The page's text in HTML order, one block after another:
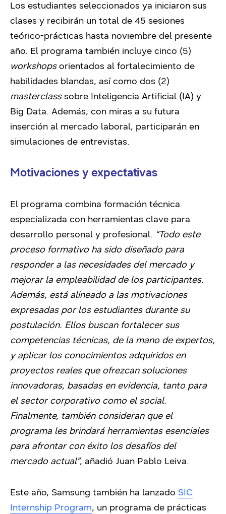
Los estudiantes seleccionados ya iniciaron sus
clases y recibirán un total de 45 sesiones
teórico-prácticas hasta noviembre del presente
año. El programa también incluye cinco (5)
workshopsorientados al fortalecimiento de
habilidades blandas, así como dos (2)
masterclasssobre Inteligencia Artificial (IA) y
Big Data. Además, con miras a su futura
inserción al mercado laboral, participarán en
simulaciones de entrevistas.
Motivaciones y expectativas
El programa combina formación técnica
especializada con herramientas clave para
desarrollo personal y profesional. “Todo este
proceso formativo ha sido diseñado para
responder a las necesidades del mercado y
mejorar la empleabilidad de los participantes.
Además, está alineado a las motivaciones
expresadas por los estudiantes durante su
postulación. Ellos buscan fortalecer sus
competencias técnicas, de la mano de expertos,
y aplicar los conocimientos adquiridos en
proyectos reales que ofrezcan soluciones
innovadoras, basadas en evidencia, tanto para
el sector corporativo como el social.
Finalmente, también consideran que el
programa les brindará herramientas esenciales
para afrontar con éxito los desafíos del
mercado actual”, añadió Juan Pablo Leiva.
Este año, Samsung también ha lanzado SIC
Internship Program, un programa de prácticas